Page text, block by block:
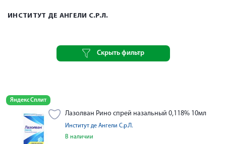
ИНСТИТУТ ДЕ АНГЕЛИ С.Р.Л.
Скрыть фильтр
Яндекс Сплит
Лазолван Рино спрей назальный 0,118% 10мл
Институт де Ангели С.р.Л.
В наличии